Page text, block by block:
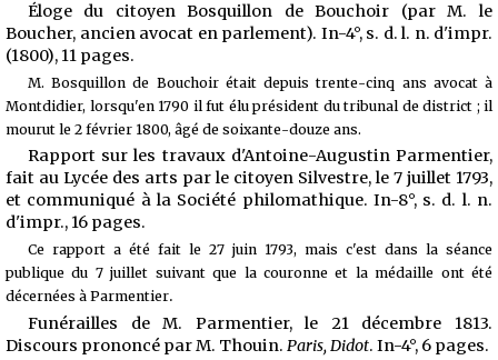
Éloge du citoyen Bosquillon de Bouchoir (par M. le
Boucher, ancien avocat en parlement). In-4°, s. d. l. n. d'impr.
(1800), 11 pages.
M. Bosquillon de Bouchoir était depuis trente-cinq ans avocat à
Montdidier, lorsqu'en 1790 il fut élu président du tribunal de district ; il
mourut le 2 février 1800, âgé de soixante-douze ans.
Rapport sur les travaux d'Antoine-Augustin Parmentier,
fait au Lycée des arts par le citoyen Silvestre, le 7 juillet 1793,
et communiqué à la Société philomathique. In-8°, s. d. l. n.
d'impr., 16 pages.
Ce rapport a été fait le 27 juin 1793, mais c'est dans la séance
publique du 7 juillet suivant que la couronne et la médaille ont été
décernées à Parmentier.
Funérailles de M. Parmentier, le 21 décembre 1813.
Discours prononcé par M. Thouin. Paris, Didot. In-4°, 6 pages.